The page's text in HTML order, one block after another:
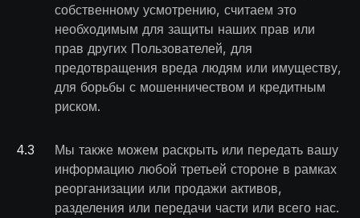
собственному усмотрению, считаем это
необходимым для защиты наших прав или
прав других Пользователей, для
предотвращения вреда людям или имуществу,
для борьбы с мошенничеством и кредитным
риском.
4.3
Мы также можем раскрыть или передать вашу
информацию любой третьей стороне в рамках
реорганизации или продажи активов,
разделения или передачи части или всего нас.